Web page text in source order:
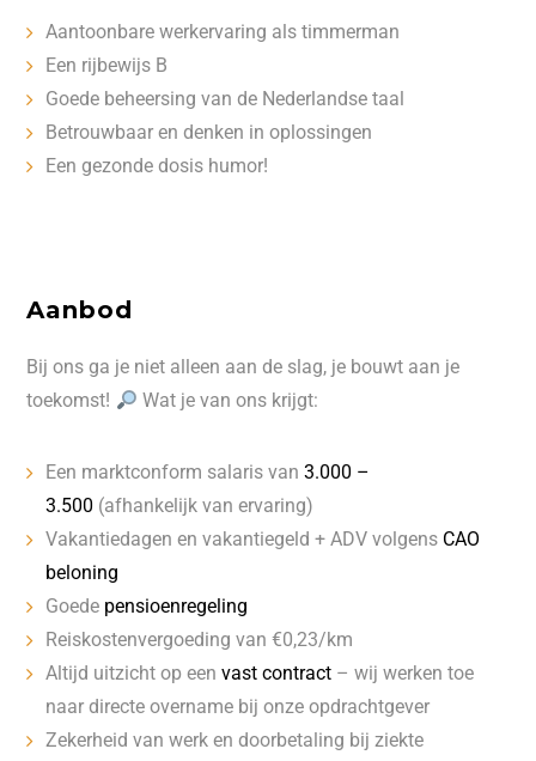
Aantoonbare werkervaring als timmerman
Een rijbewijs B
Goede beheersing van de Nederlandse taal
Betrouwbaar en denken in oplossingen
Een gezonde dosis humor!
Aanbod
Bij ons ga je niet alleen aan de slag, je bouwt aan je
toekomst!
Wat je van ons krijgt:
Een marktconform salaris van3.000 –
3.500 (afhankelijk van ervaring)
Vakantiedagen en vakantiegeld + ADV volgens CAO
beloning
Goede pensioenregeling
Reiskostenvergoeding van €0,23/km
Altijd uitzicht op eenvast contract – wij werken toe
naar directe overname bij onze opdrachtgever
Zekerheid van werk en doorbetaling bij ziekte